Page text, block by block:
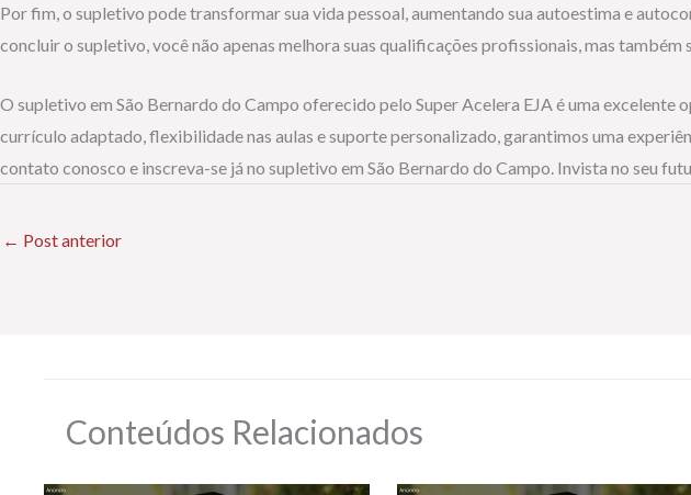
Por fim, o supletivo pode transformar sua vida pessoal, aumentando sua autoestima e
concluir o supletivo, você não apenas melhora suas qualificações profissionais, mas
O supletivo em São Bernardo do Campo oferecido pelo Super Acelera EJA é uma
currículo adaptado, flexibilidade nas aulas e suporte personalizado, garantimos uma
contato conosco e inscreva-se já no supletivo em São Bernardo do Campo. Invista no seu
← Post anterior
Conteúdos Relacionados